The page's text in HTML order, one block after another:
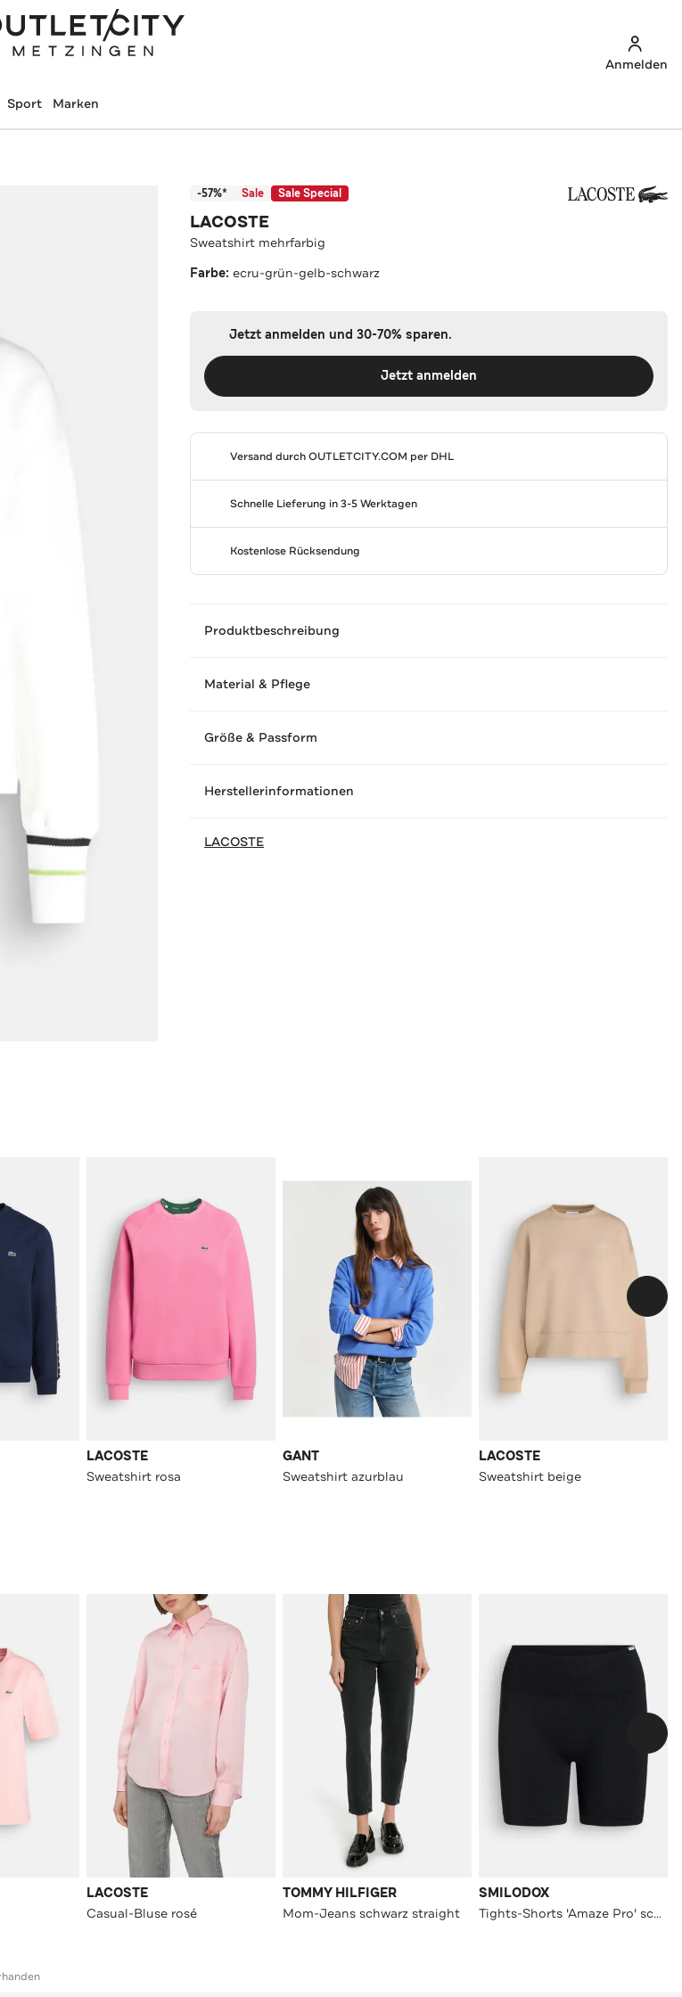
Anmelden
Sport Marken
-57%* Sale Sale Special
LACOSTE
Sweatshirt mehrfarbig
Farbe:ecru-grün-gelb-schwarz
Jetzt anmelden und 30-70% sparen.
Jetzt anmelden
Versand durchOUTLETCITY.COM per DHL
Schnelle Lieferung in 3-5 Werktagen
Kostenlose Rücksendung
Produktbeschreibung
Material & Pflege
Größe & Passform
Herstellerinformationen
LACOSTE
LACOSTE
Sweatshirt rosa
GANT
Sweatshirt azurblau
LACOSTE
Sweatshirt beige
LACOSTE
Casual-Bluse rosé
TOMMY HILFIGER
Mom-Jeans schwarz straight
SMILODOX
Tights-Shorts 'Amaze Pro' schwarz